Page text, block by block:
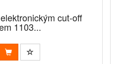
cut‑off
1103...